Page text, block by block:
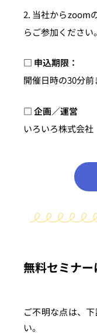
2. 当社からzoom
らご参加ください。
□ 申込期限：
開催日時の30分前
□ 企画／運営
いろいろ株式会社
無料セミナ
ご不明な点は、
い。